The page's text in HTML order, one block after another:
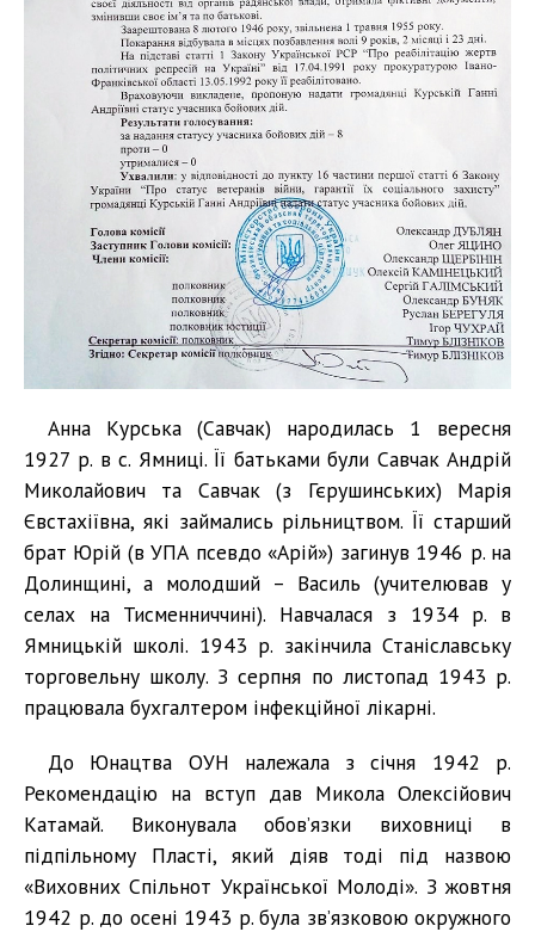
Анна Курська (Савчак) народилась 1 вересня
1927 р. в с. Ямниці. Її батьками були Савчак Андрій
Миколайович та Савчак (з Гєрушинських) Марія
Євстахіївна, які займались рільництвом. Її старший
брат Юрій (в УПА псевдо «Арій») загинув 1946 р. на
Долинщині, а молодший – Василь (учителював у
селах на Тисменниччині). Навчалася з 1934 р. в
Ямницькій школі. 1943 р. закінчила Станіславську
торговельну школу. З серпня по листопад 1943 р.
працювала бухгалтером інфекційної лікарні.
До Юнацтва ОУН належала з січня 1942 р.
Рекомендацію на вступ дав Микола Олексійович
Катамай. Виконувала обов’язки виховниці в
підпільному Пласті, який діяв тоді під назвою
«Виховних Спільнот Української Молоді». З жовтня
1942 р. до осені 1943 р. була зв’язковою окружного